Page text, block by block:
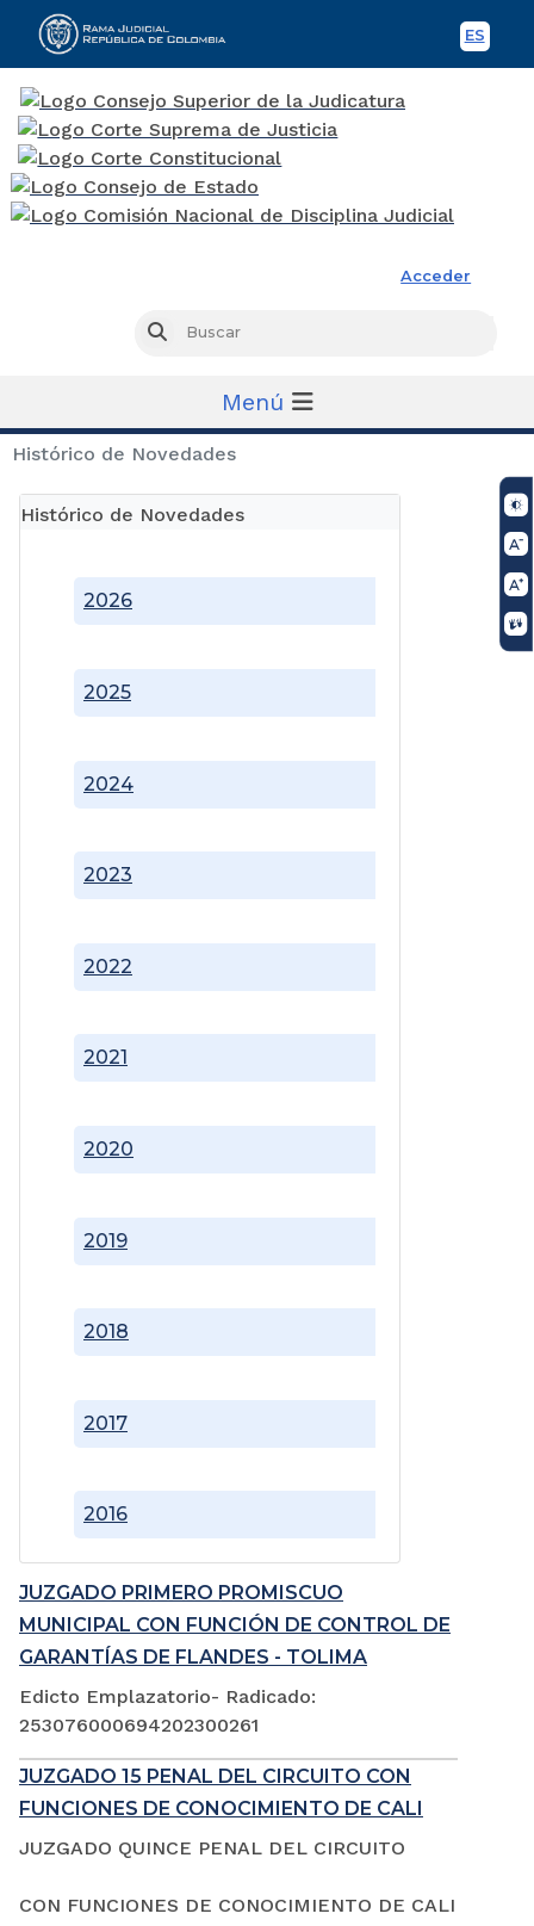
ES
Acceder
Buscar
Menú
Histórico de Novedades
Histórico de Novedades
2016
2017
2018
2019
2020
2021
2022
2023
2024
2025
2026
JUZGADO PRIMERO PROMISCUO
MUNICIPAL CON FUNCIÓN DE CONTROL DE
GARANTÍAS DE FLANDES - TOLIMA
Edicto Emplazatorio- Radicado:
253076000694202300261
JUZGADO 15 PENAL DEL CIRCUITO CON
FUNCIONES DE CONOCIMIENTO DE CALI
JUZGADO QUINCE PENAL DEL CIRCUITO
CON FUNCIONES DE CONOCIMIENTO DE CALI